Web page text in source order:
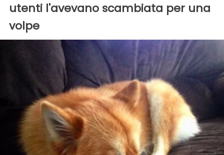
utenti l'avevano scambiata per una
volpe